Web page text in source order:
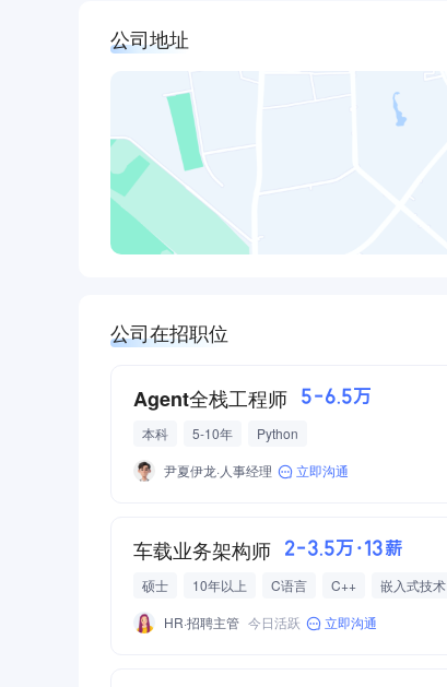
公司地址
公司在招职位
Agent全栈工程师 5-6.5万
本科 5-10年
Python
尹夏伊龙·人事经理
立即沟通
车载业务架构师 2-3.5万·13薪
硕士 10年以上 C语言 C++ 嵌入式技术
HR·招聘主管 今日活跃 立即沟通